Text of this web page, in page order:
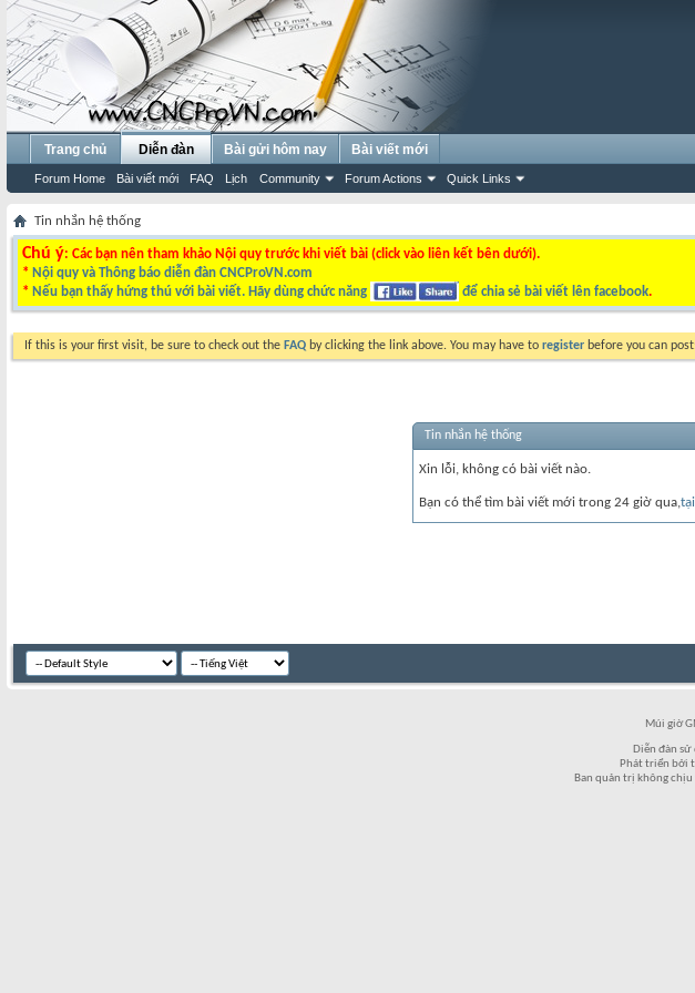
Trang chủ Diễn đàn
Forum Home Bài viết mới FAQ Lịch Community Forum Actions Quick Links
Bài gửi hôm nay Bài viết mới
Tin nhắn hệ thống
Chú ý: Các bạn nên tham khảo Nội quy trước khi viết bài (click vào liên kết bên dưới).
* Nội quy và Thông báo diễn đàn CNCProVN.com
* Nếu bạn thấy hứng thú với bài viết. Hãy dùng chức năng để chia sẻ bài viết lên facebook.
If this is your first visit, be sure to check out the FAQ by clicking the link above. You may have to register before you can
Tin nhắn hệ thống
Xin lỗi, không có bài viết nào.
Bạn có thể tìm bài viết mới trong 24 giờ qua,
Múi giờ
Diễn đàn
Phát triển bởi
Ban quản trị không